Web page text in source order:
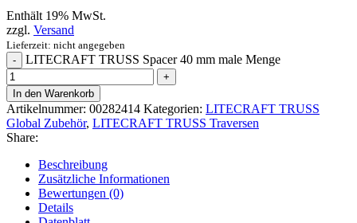
Enthält 19% MwSt.
zzgl. Versand
Lieferzeit: nicht angegeben
LITECRAFT TRUSS Spacer 40 mm male Menge
In den Warenkorb
Artikelnummer: 00282414 Kategorien: LITECRAFT TRUSS
Global Zubehör, LITECRAFT TRUSS Traversen
Share:
Beschreibung
Zusätzliche Informationen
Bewertungen (0)
Details